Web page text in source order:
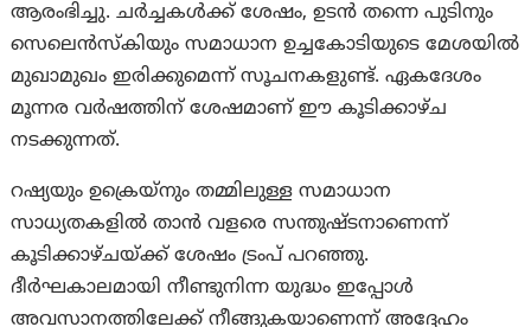
ആരംഭിച്ചു. ചർച്ചകൾക്ക് ശേഷം, ഉടൻ തന്നെ പുടിനും
സെലെൻസ്‌കിയും സമാധാന ഉച്ചകോടിയുടെ മേശയിൽ
മുഖാമുഖം ഇരിക്കുമെന്ന് സൂചനകളുണ്ട്. ഏകദേശം
മൂന്നര വർഷത്തിന് ശേഷമാണ് ഈ കൂടിക്കാഴ്ച
നടക്കുന്നത്.
റഷ്യയും ഉക്രെയ്നും തമ്മിലുള്ള സമാധാന
സാധ്യതകളിൽ താൻ വളരെ സന്തുഷ്ടനാണെന്ന്
കൂടിക്കാഴ്ചയ്ക്ക് ശേഷം ട്രംപ് പറഞ്ഞു.
ദീർഘകാലമായി നീണ്ടുനിന്ന യുദ്ധം ഇപ്പോൾ
അവസാനത്തിലേക്ക് നീങ്ങുകയാണെന്ന് അദ്ദേഹം